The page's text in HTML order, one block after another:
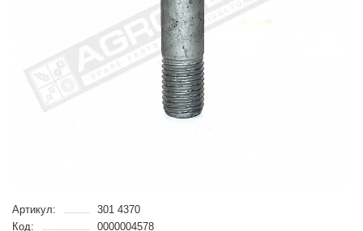
Артикул:
301 4370
Код:
0000004578